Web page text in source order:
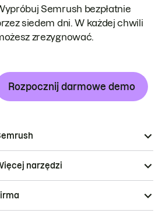
Semrush bezpłatnie
siedem dni. W każdej chwili
zrezygnować.
Rozpocznij darmowe demo
narzędzi